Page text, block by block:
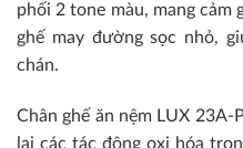
phối 2 tone màu, mang cảm
ghế may đường sọc nhỏ,
chán.
Chân ghế ăn nệm LUX
lại các tác động oxi hóa